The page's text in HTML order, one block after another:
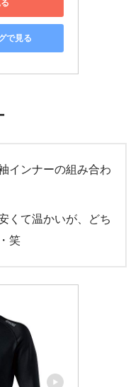
で見る
インナーの組み合わ
くて温かいが、どち
笑